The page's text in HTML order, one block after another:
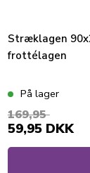
Stræklagen
frottélagen
På lager
169,95
59,95 DKK